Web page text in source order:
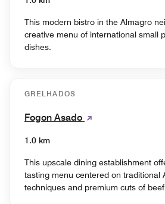
This modern bistro in the Almagro
creative menu of international small
dishes.
GRELHADOS
Fogon Asado
1.0 km
This upscale dining establishment
tasting menu centered on traditional
techniques and premium cuts of